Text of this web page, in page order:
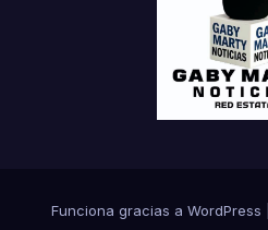
Funciona gracias a WordPress